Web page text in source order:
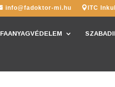
info@fadoktor-mi.hu ITC
FAANYAGVÉDELEM